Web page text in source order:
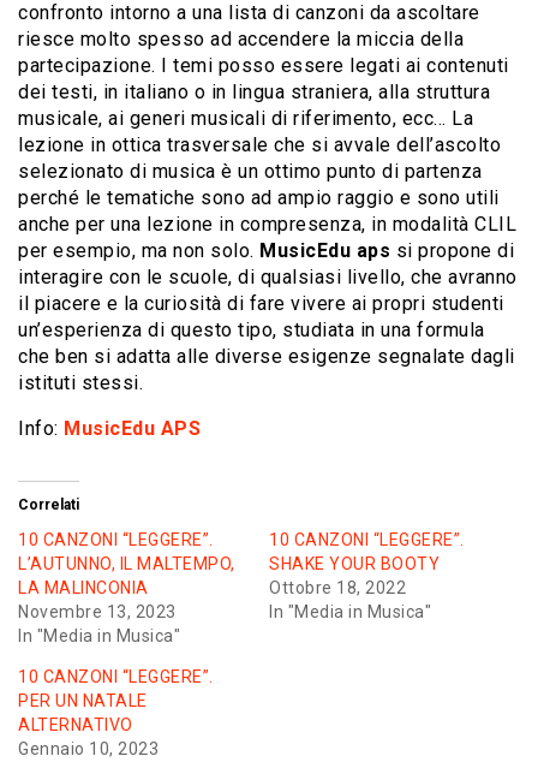
confronto intorno a una lista di canzoni da ascoltare
riesce molto spesso ad accendere la miccia della
partecipazione. I temi posso essere legati ai contenuti
dei testi, in italiano o in lingua straniera, alla struttura
musicale, ai generi musicali di riferimento, ecc… La
lezione in ottica trasversale che si avvale dell’ascolto
selezionato di musica è un ottimo punto di partenza
perché le tematiche sono ad ampio raggio e sono utili
anche per una lezione in compresenza, in modalità CLIL
per esempio, ma non solo. MusicEdu aps si propone di
interagire con le scuole, di qualsiasi livello, che avranno
il piacere e la curiosità di fare vivere ai propri studenti
un’esperienza di questo tipo, studiata in una formula
che ben si adatta alle diverse esigenze segnalate dagli
istituti stessi.
Info: MusicEdu APS
Correlati
10 CANZONI “LEGGERE”.
L’AUTUNNO, IL MALTEMPO,
LA MALINCONIA
Novembre 13, 2023
In "Media in Musica"
10 CANZONI “LEGGERE”.
SHAKE YOUR BOOTY
Ottobre 18, 2022
In "Media in Musica"
10 CANZONI “LEGGERE”.
PER UN NATALE
ALTERNATIVO
Gennaio 10, 2023